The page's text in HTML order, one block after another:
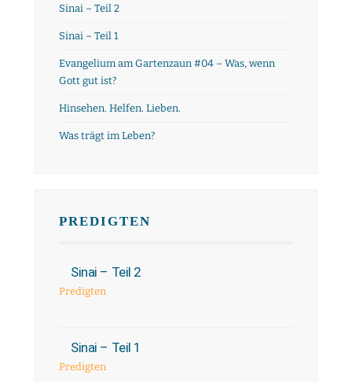
Sinai – Teil 2
Sinai – Teil 1
Evangelium am Gartenzaun #04 – Was, wenn
Gott gut ist?
Hinsehen. Helfen. Lieben.
Was trägt im Leben?
PREDIGTEN
Sinai – Teil 2
Predigten
Sinai – Teil 1
Predigten